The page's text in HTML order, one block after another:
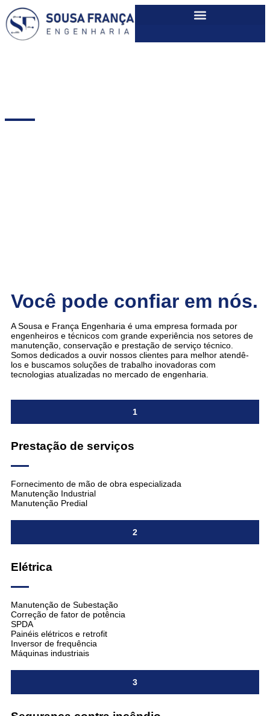
Você pode confiar em nós.
A Sousa e França Engenharia é uma empresa formada por
engenheiros e técnicos com grande experiência nos setores de
manutenção, conservação e prestação de serviço técnico.
Somos dedicados a ouvir nossos clientes para melhor atendê-
los e buscamos soluções de trabalho inovadoras com
tecnologias atualizadas no mercado de engenharia.
1
Prestação de serviços
Fornecimento de mão de obra especializada
Manutenção Industrial
Manutenção Predial
2
Elétrica
Manutenção de Subestação
Correção de fator de potência
SPDA
Painéis elétricos e retrofit
Inversor de frequência
Máquinas industriais
3